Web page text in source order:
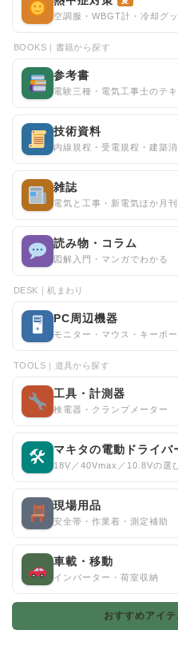
空調服・WBGT計・冷却グ
BOOKS｜書籍から探す
参考書
電験三種・電気工事士のテキ
技術資料
内線規程・受電規程・建築
雑誌
電気と工事・新電気ほか月
読み物・コラム
図解入門・マンガでわかる
DESK｜机まわり
🖥 PC周辺機器
モニター・マウス・キーボー
TOOLS｜道具から探す
工具・計測器
検電器・クランプメーター
🛠 マキタの電動ドライバ
18V／40Vmax／10.8Vの選
現場用品
安全帯・作業着・測定補助
車載・移動
インバーター・荷室収納
おすすめアイ